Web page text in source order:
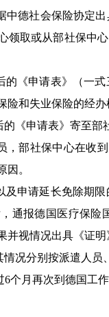
德社会保险协定
领取或从部社保中
的《申请表》（一
险和失业保险的经
的《申请表》寄至部
，部社保中心在收
因。
及申请延长免除期
通报德国医疗保
并视情况出具《证明
情况分别按派遣人
6个月再次到德国工